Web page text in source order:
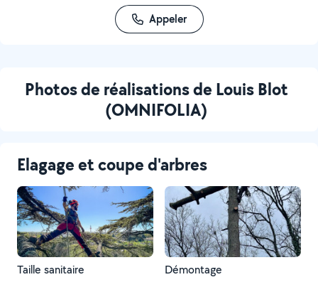
Appeler
Photos de réalisations de Louis Blot
(OMNIFOLIA)
Elagage et coupe d'arbres
Taille sanitaire Démontage